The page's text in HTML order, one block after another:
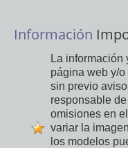
Información
La información
página web y/
sin previo
responsable
omisiones en
variar la
los modelos